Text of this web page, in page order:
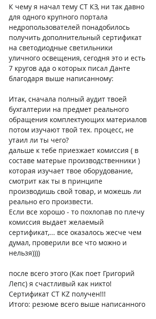
К чему я начал тему СТ КЗ, ни так давно
для одного крупного портала
недропользователей понадобилось
получить дополнительный сертификат
на светодиодные светильники
уличного освещения, сегодня это и есть
7 кругов ада о которых писал Данте
благодаря выше написанному:
Итак, сначала полный аудит твоей
бухгалтерии на предмет реального
обращения комплектующих материалов
потом изучают твой тех. процесс, не
утаил ли ты чего?
дальше к тебе приезжает комиссия ( в
составе матерые производственники )
которая изучает твое оборудование,
смотрит как ты в принципе
производишь свой товар, и можешь ли
реально его произвести.
Если все хорошо - то похлопав по плечу
комиссия выдает желаемый
сертификат,... все оказалось жесче чем
думал, проверили все что можно и
нельзя))))
после всего этого (Как поет Григорий
Лепс) я счастливый как никто!
Сертификат СТ KZ получен!!!
Итого: резюме всего выше написанного